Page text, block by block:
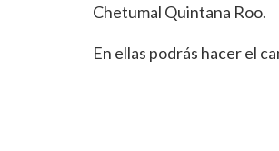
Chetumal Quintana Roo.
En ellas podrás hacer el